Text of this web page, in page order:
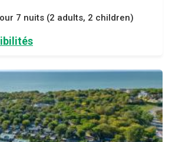
7 nuits (2 adults, 2 children)